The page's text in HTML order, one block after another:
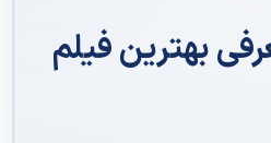
بهترین فیلم